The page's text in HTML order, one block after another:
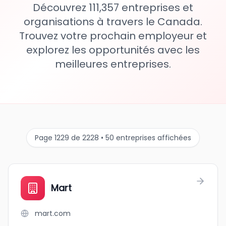
Découvrez 111,357 entreprises et
organisations à travers le Canada.
Trouvez votre prochain employeur et
explorez les opportunités avec les
meilleures entreprises.
Page 1229 de 2228 • 50 entreprises affichées
Mart
mart.com